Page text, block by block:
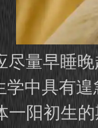
尽量早睡
学中具有
一阳初生